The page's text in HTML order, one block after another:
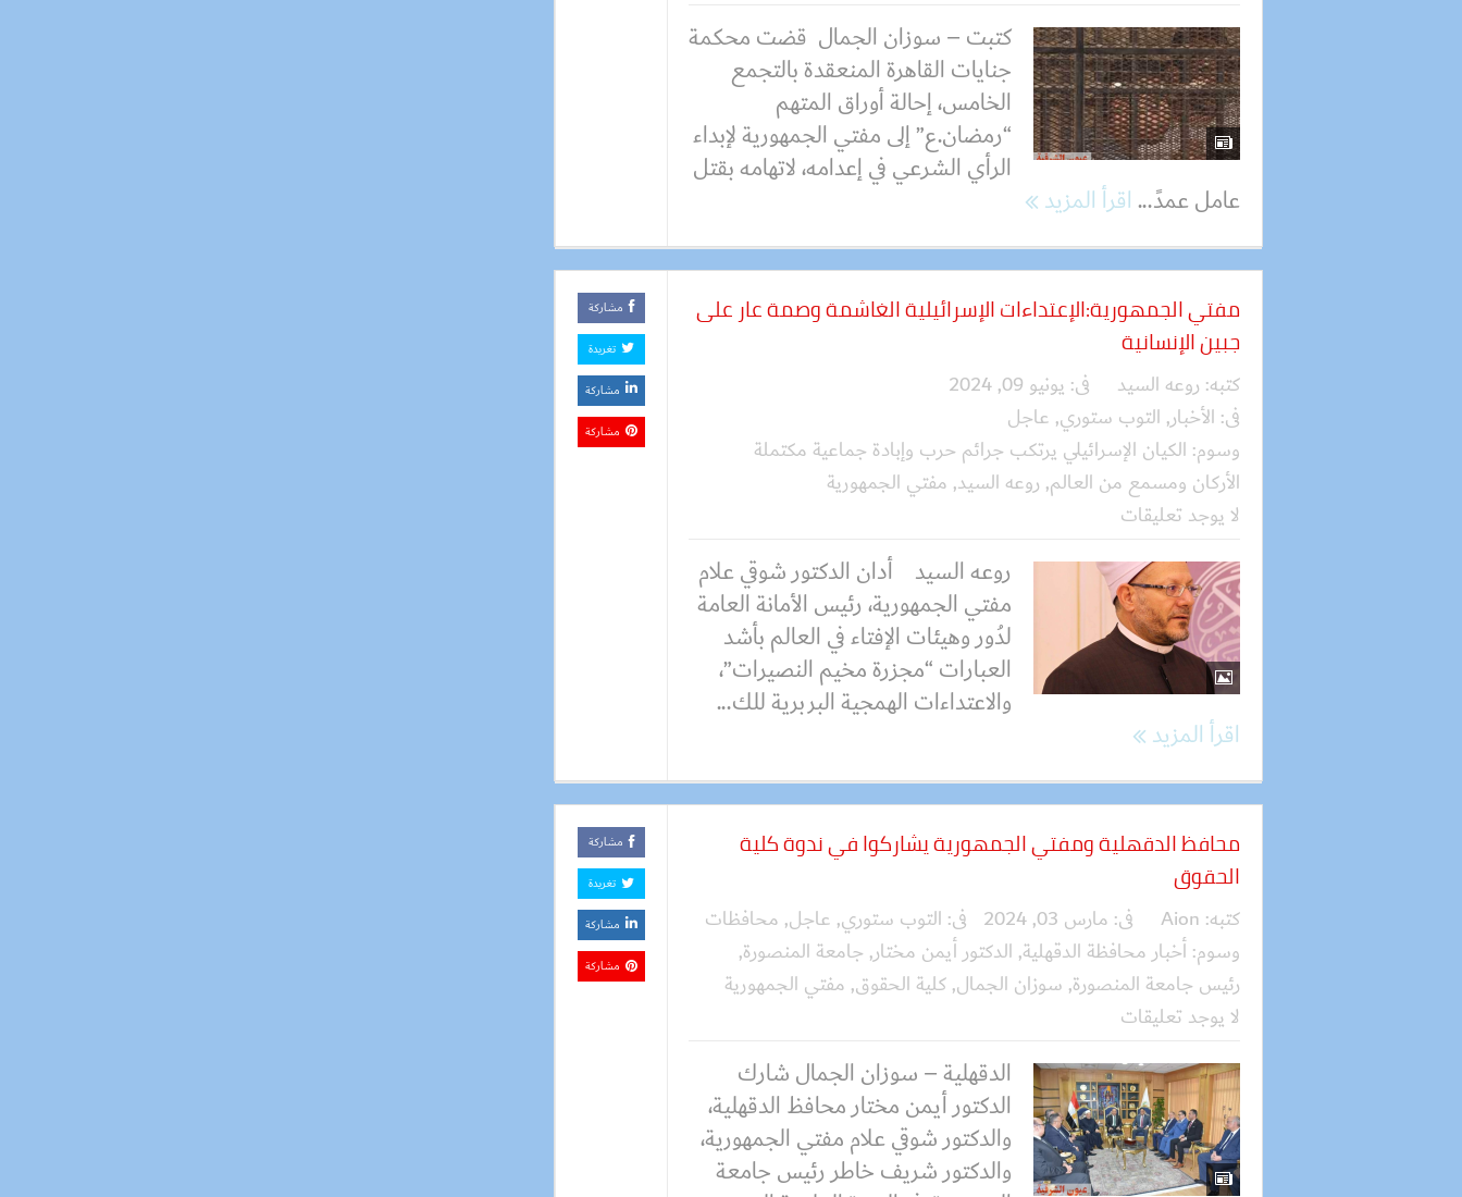
كتبت – سوزان الجمال قضت محكمة
جنايات القاهرة المنعقدة بالتجمع
الخامس، إحالة أوراق المتهم
“رمضان.ع” إلى مفتي الجمهورية لإبداء
الرأي الشرعي في إعدامه، لاتهامه بقتل
عامل عمدً...اقرأ المزيد
مفتي الجمهورية:الإعتداءات الإسرائيلية الغاشمة وصمة عار على
جبين الإنسانية
كتبه: روعه السيد فى: يونيو 09, 2024
فى: الأخبار, التوب ستوري, عاجل
وسوم: الكيان الإسرائيلي يرتكب جرائم حرب وإبادة جماعية مكتملة
الأركان ومسمع من العالم, روعه السيد, مفتي الجمهورية
لا يوجد تعليقات
روعه السيد أدان الدكتور شوقي علام
مفتي الجمهورية، رئيس الأمانة العامة
لدُور وهيئات الإفتاء في العالم بأشد
العبارات “مجزرة مخيم النصيرات”،
والاعتداءات الهمجية البربرية للك...
اقرأ المزيد
مشاركة
تغريدة
مشاركة
مشاركة
محافظ الدقهلية ومفتي الجمهورية يشاركوا في ندوة كلية
الحقوق
كتبه: Aion فى: مارس 03, 2024 فى: التوب ستوري, عاجل, محافظات
وسوم:أخبار محافظة الدقهلية, الدكتور أيمن مختار, جامعة المنصورة,
رئيس جامعة المنصورة, سوزان الجمال,كلية الحقوق, مفتي الجمهورية
لا يوجد تعليقات
الدقهلية – سوزان الجمال شارك
الدكتور أيمن مختار محافظ الدقهلية،
والدكتور شوقي علام مفتي الجمهورية،
والدكتور شريف خاطر رئيس جامعة
مشاركة
تغريدة
مشاركة
مشاركة